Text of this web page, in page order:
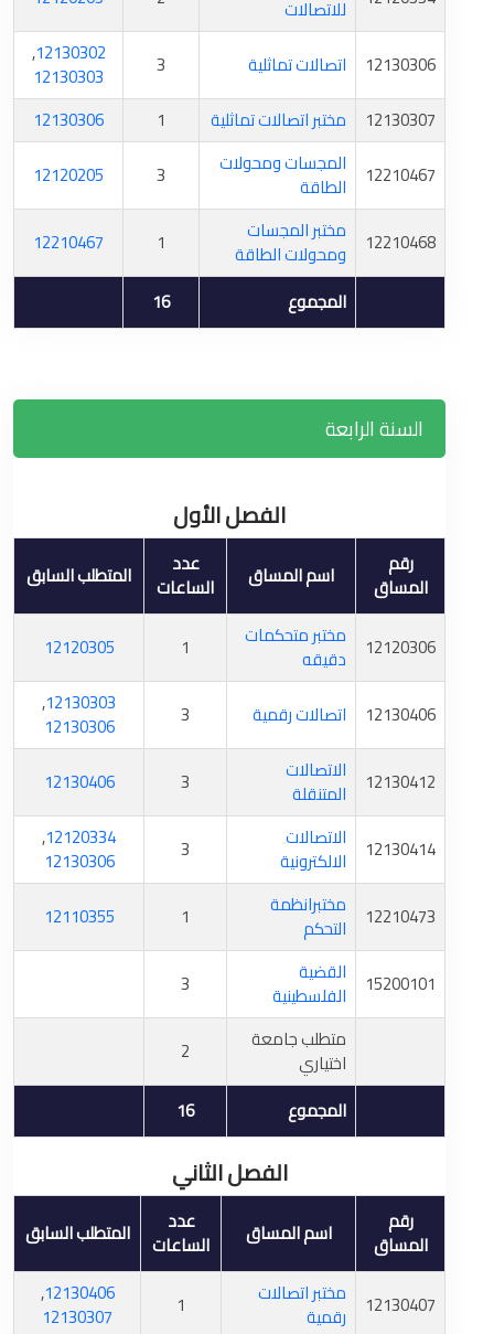
للاتصالات
12130306 اتصالات تماثلية 3
12130302
,
12130303
12130307
مختبر اتصالات تماثلية 1
12130306
12210467
المجسات ومحولات
الطاقة 3
12120205
12210468 مختبر المجسات
ومحولات الطاقة 1
12210467
المجموع
16
السنة الرابعة
الفصل الأول
رقم
المساق اسم المساق عدد
الساعات المتطلب السابق
12120306 مختبر متحكمات
دقيقه 1
12120305
12130406 اتصالات رقمية 3
12130303
,
12130306
12130412
الاتصالات
المتنقلة 3
12130406
12130414 الاتصالات
الالكترونية 3
12120334
,
12130306
12210473
مختبرانظمة
التحكم 1
12110355
15200101 القضية
الفلسطينية
3
متطلب جامعة
اختياري
2
المجموع
16
الفصل الثاني
رقم
المساق اسم المساق عدد
الساعات المتطلب السابق
12130407 مختبر اتصالات
رقمية 1
12130406
,
12130307